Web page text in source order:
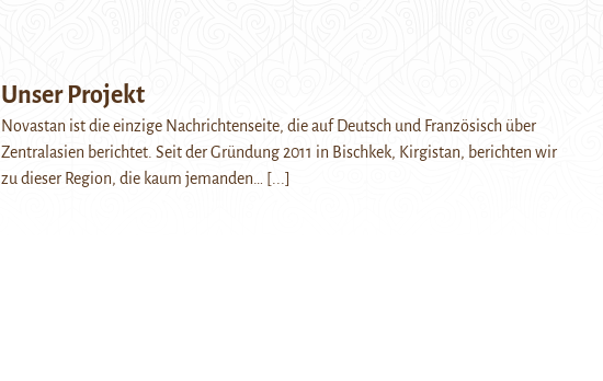
Unser Projekt
Novastan ist die einzige Nachrichtenseite, die auf Deutsch und Französisch über
Zentralasien berichtet. Seit der Gründung 2011 in Bischkek, Kirgistan, berichten wir
zu dieser Region, die kaum jemanden…
[...]